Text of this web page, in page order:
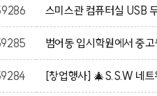
스미스관 컴퓨터실 USB
[창업행사] 🎄S.S.W 네